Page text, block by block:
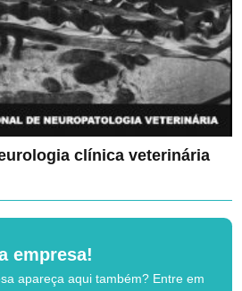
clínica veterinária
empresa!
apareça aqui também? Entre em